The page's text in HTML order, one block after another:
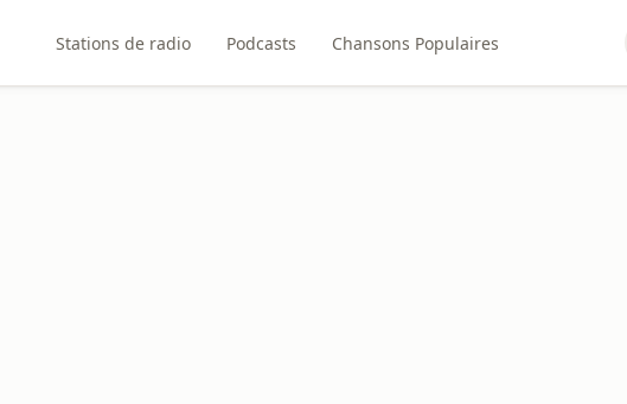
Stations de radio Podcasts Chansons Populaires